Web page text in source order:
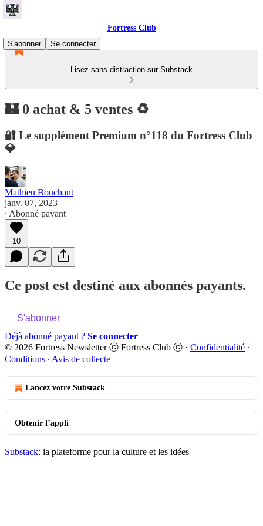
Fortress Club
S'abonner
Se connecter
Lisez sans distraction sur Substack
🏰 0 achat & 5 ventes ♻️
🔐 Le supplément Premium n°118 du Fortress Club
💎
Mathieu Bouchant
janv. 07, 2023
∙ Abonné payant
10
Ce post est destiné aux abonnés payants.
S'abonner
Déjà abonné payant ? Se connecter
© 2026 Fortress Newsletter ⓒ Fortress Club ⓒ · Confidentialité ∙
Conditions ∙ Avis de collecte
Lancez votre Substack
Obtenir l’appli
Substack: la plateforme pour la culture et les idées